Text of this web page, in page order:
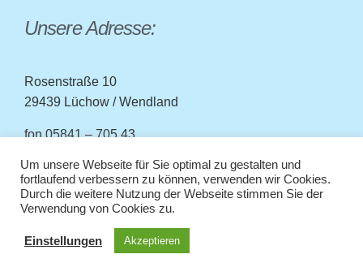
So finden Sie zu uns in Lüchow:
Unsere Adresse:
Rosenstraße 10
29439 Lüchow / Wendland
fon05841 – 705 43
mailkontakt (at) praxis-imig.de
Um unsere Webseite für Sie optimal zu gestalten und
fortlaufend verbessern zu können, verwenden wir Cookies.
Durch die weitere Nutzung der Webseite stimmen Sie der
Verwendung von Cookies zu.
Einstellungen Akzeptieren